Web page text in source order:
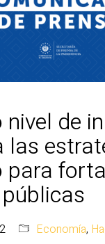
de
las
para
Economía,